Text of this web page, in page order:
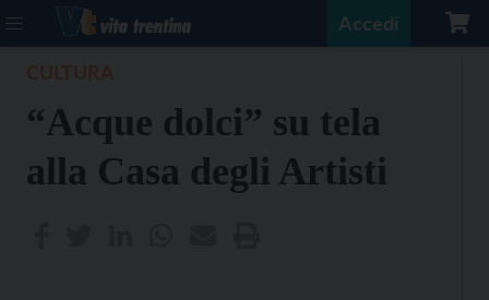
Accedi
“Acque dolci” su tela
alla Casa degli Artisti